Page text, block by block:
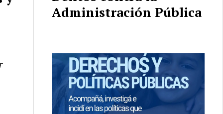
Administración Pública